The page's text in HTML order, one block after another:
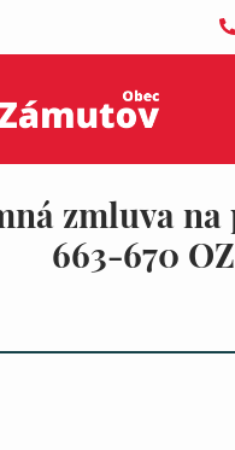
zmluva na
663-670 OZ